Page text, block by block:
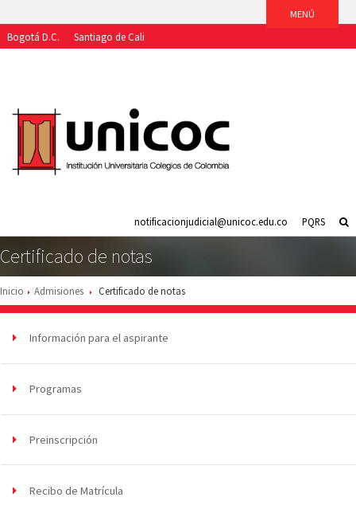
Bogotá D.C.
Santiago de Cali
PQRS
notificacionjudicial@unicoc.edu.co
Certificado de notas
Inicio Admisiones Certificado de notas
Información para el aspirante
Programas
Preinscripción
Recibo de Matrícula